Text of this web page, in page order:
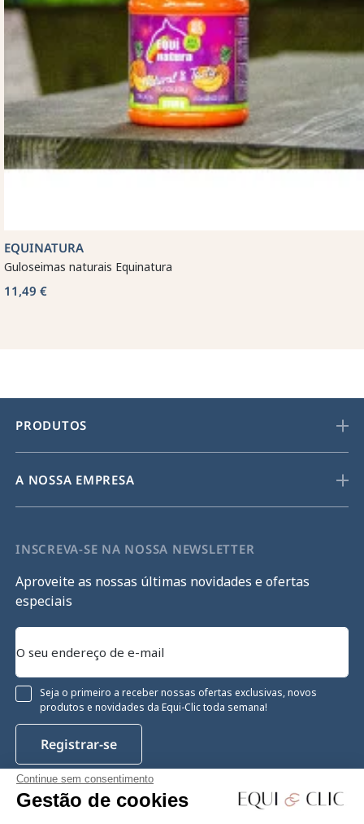
Continue sem consentimento
Gestão de cookies
EQUINATURA
Guloseimas naturais Equinatura
11,49 €
PRODUTOS
A NOSSA EMPRESA
INSCREVA-SE NA NOSSA NEWSLETTER
Aproveite as nossas últimas novidades e ofertas
especiais
Seja o primeiro a receber nossas ofertas exclusivas, novos
produtos e novidades da Equi-Clic toda semana!
Registrar-se